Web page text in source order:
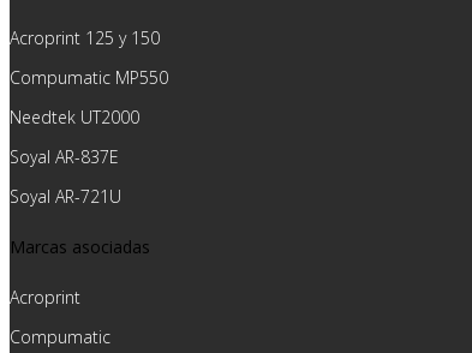
Acroprint 125 y 150
Compumatic MP550
Needtek UT2000
Soyal AR-837E
Soyal AR-721U
Marcas asociadas
Acroprint
Compumatic